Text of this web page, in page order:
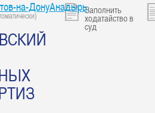
на-ДонуАнадырьЗаполнить
ходатайство в
суд